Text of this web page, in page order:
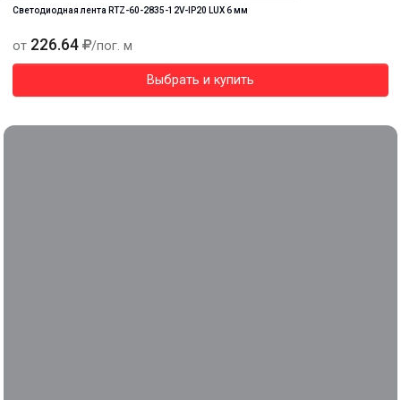
Светодиодная лента RTZ-60-2835-12V-IP20 LUX 6 мм
от 226.64 /пог. м
Выбрать и купить